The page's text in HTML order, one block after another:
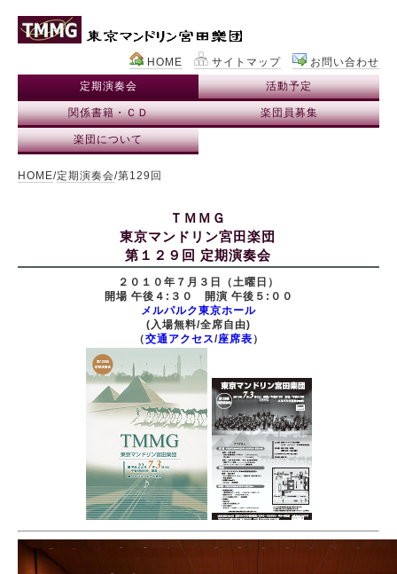
お問い合わせ
サイトマップ
HOME
定期演奏会
活動予定
関係書籍・ＣＤ 楽団員募集
楽団について
HOME/定期演奏会/第129回
ＴＭＭＧ
東京マンドリン宮田楽団
第１２９回 定期演奏会
２０１０年７月３日（土曜日）
開場 午後４:３０ 開演 午後５:００
メルパルク東京ホール
(入場無料/全席自由)
（交通アクセス/座席表 ）